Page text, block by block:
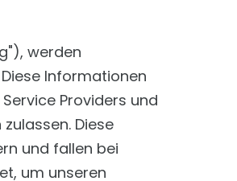
werden
Informationen
Providers und
Diese
und fallen bei
um unseren